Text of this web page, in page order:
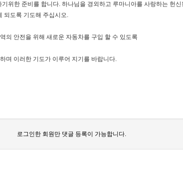
위한 준비를 합니다. 하나님을 경외하고 루마니아를 사랑하는 헌
되도록 기도해 주십시오.
의 안전을 위해 새로운 자동차를 구입 할 수 있도록
며 이러한 기도가 이루어 지기를 바랍니다.
로그인한 회원만 댓글 등록이 가능합니다.